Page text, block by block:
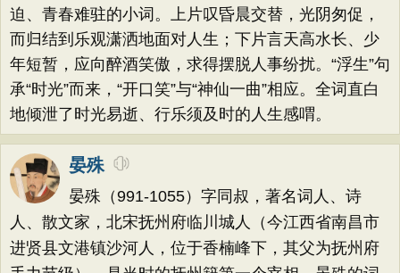
迫、青春难驻的小词。上片叹昏晨交替，光阴匆促，
而归结到乐观潇洒地面对人生；下片言天高水长、少
年短暂，应向醉酒笑傲，求得摆脱人事纷扰。“浮生”句
承“时光”而来，“开口笑”与“神仙一曲”相应。全词直白
地倾泄了时光易逝、行乐须及时的人生感喟。
晏殊
晏殊（991-1055）字同叔，著名词人、诗
人、散文家，北宋抚州府临川城人（今江西省南昌市
进贤县文港镇沙河人，位于香楠峰下，其父为抚州府